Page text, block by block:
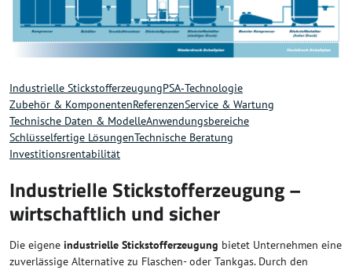
Industrielle StickstofferzeugungPSA‑Technologie
Zubehör & KomponentenReferenzenService & Wartung
Technische Daten & ModelleAnwendungsbereiche
Schlüsselfertige LösungenTechnische Beratung
Investitionsrentabilität
Industrielle Stickstofferzeugung –
wirtschaftlich und sicher
Die eigene industrielle Stickstofferzeugung bietet Unternehmen eine
zuverlässige Alternative zu Flaschen- oder Tankgas. Durch den